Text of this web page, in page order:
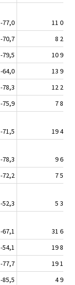
-77,0
11 001
-70,7
8 209
-79,5
10 984
-64,0
13 934
-78,3
12 281
-75,9
7 806
-71,5
19 458
-78,3
9 678
-72,2
7 541
-52,3
5 357
-67,1
31 681
-54,1
19 806
-77,7
19 184
-85,5 4 949